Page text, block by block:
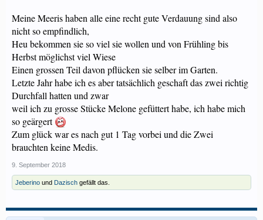
Meine Meeris haben alle eine recht gute Verdauung sind also
nicht so empfindlich,
Heu bekommen sie so viel sie wollen und von Frühling bis
Herbst möglichst viel Wiese
Einen grossen Teil davon pflücken sie selber im Garten.
Letzte Jahr habe ich es aber tatsächlich geschaft das zwei richtig
Durchfall hatten und zwar
weil ich zu grosse Stücke Melone gefüttert habe, ich habe mich
so geärgert
Zum glück war es nach gut 1 Tag vorbei und die Zwei
brauchten keine Medis.
9. September 2018
Jeberino und Dazisch gefällt das.